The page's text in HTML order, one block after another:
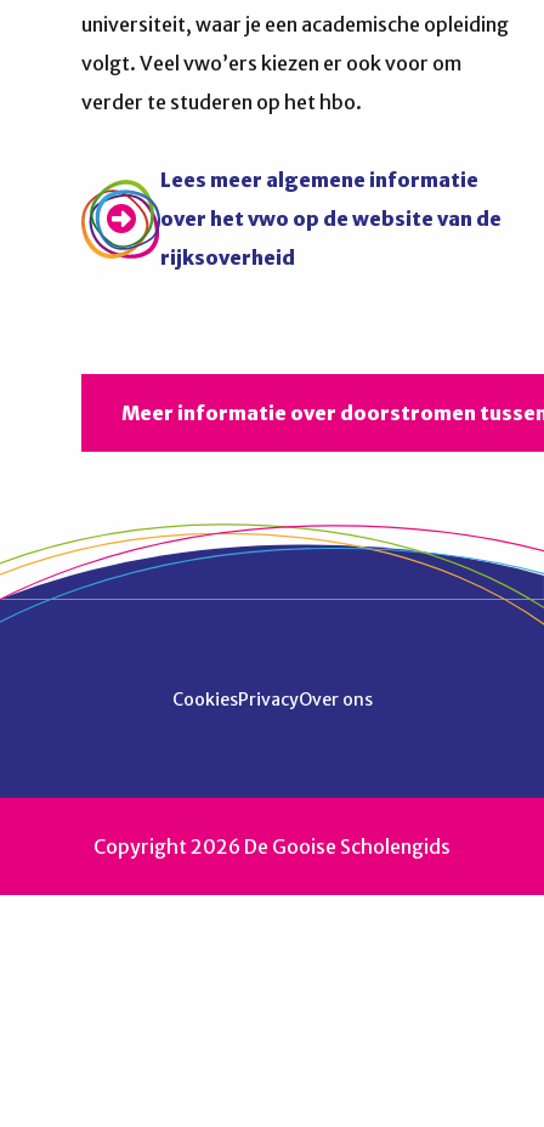
universiteit, waar je een academische opleiding
volgt. Veel vwo’ers kiezen er ook voor om
verder te studeren op het hbo.
Lees meer algemene informatie
over het vwo op de website van de
rijksoverheid
Meer informatie over doorstromen
CookiesPrivacyOver ons
Copyright 2026 De Gooise Scholengids